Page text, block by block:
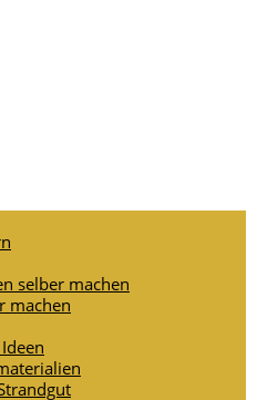
selber machen
machen